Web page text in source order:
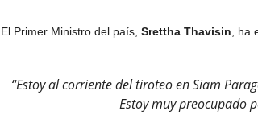
El Primer Ministro del país, Srettha Thavisin ,
“Estoy al corriente del tiroteo en Siam
Estoy muy preocupado